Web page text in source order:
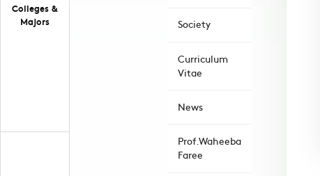
Colleges &
Majors
Society
Curriculum
Vitae
News
Prof.Waheeba
Faree